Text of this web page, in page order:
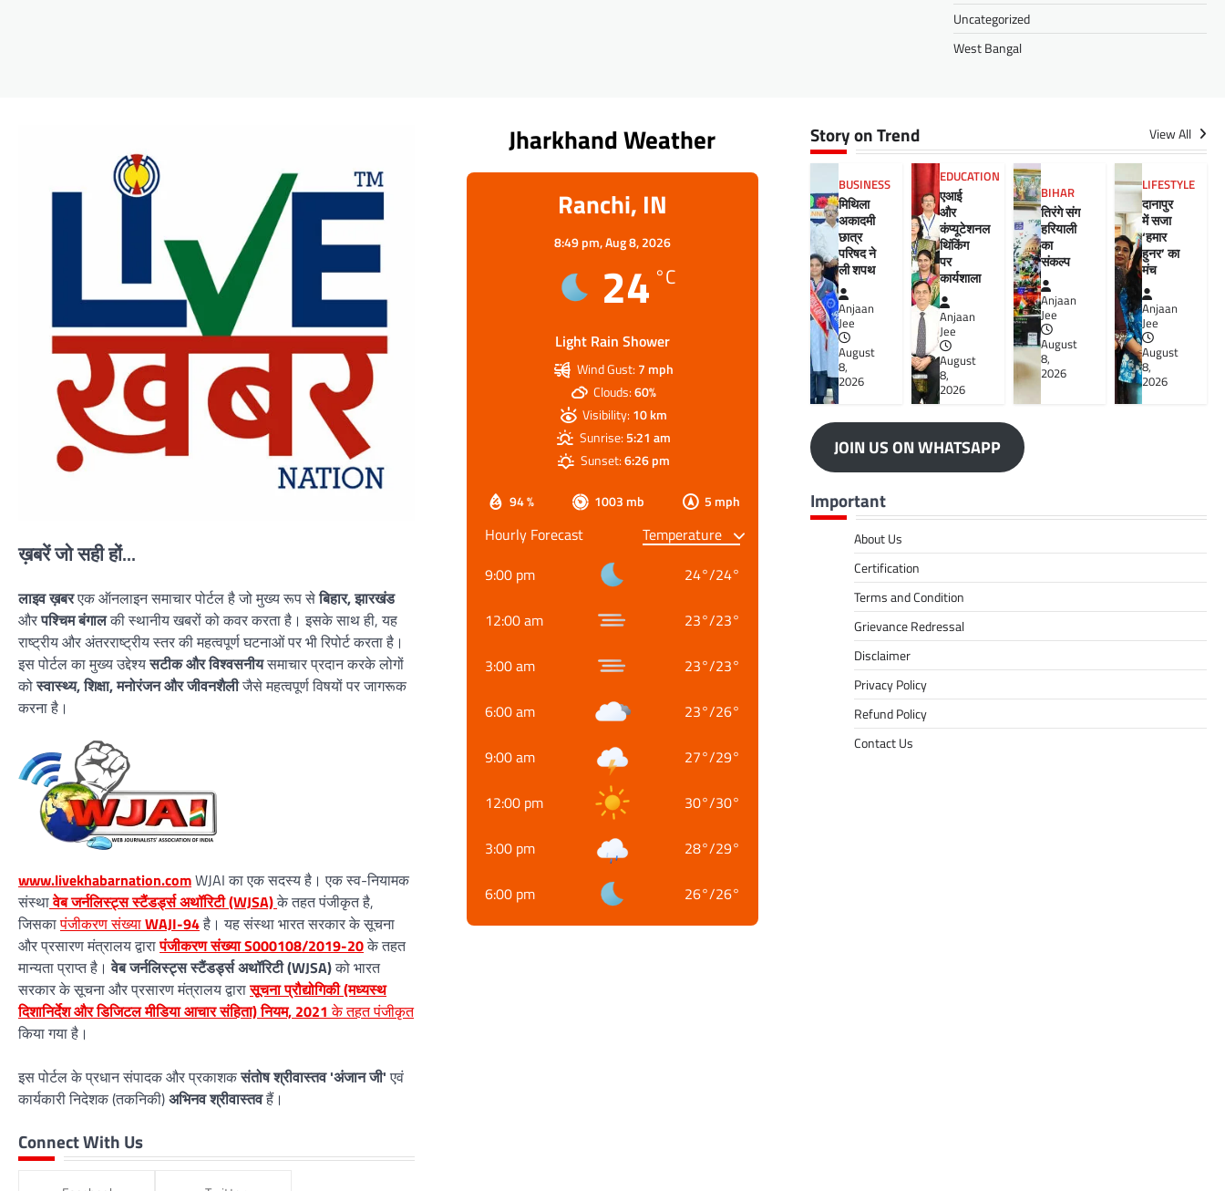
Uncategorized
West Bangal
ख़बरें जो सही हों...
लाइव ख़बरएक ऑनलाइन समाचार पोर्टल है जो मुख्य रूप सेबिहार, झारखंड
औरपश्चिम बंगालकी स्थानीय खबरों को कवर करता है। इसके साथ ही, यह
राष्ट्रीय और अंतरराष्ट्रीय स्तर की महत्वपूर्ण घटनाओं पर भी रिपोर्ट करता है।
इस पोर्टल का मुख्य उद्देश्यसटीक और विश्वसनीयसमाचार प्रदान करके लोगों
कोस्वास्थ्य, शिक्षा, मनोरंजन और जीवनशैलीजैसे महत्वपूर्ण विषयों पर जागरूक
करना है।
www.livekhabarnation.comWJAI का एक सदस्य है। एक स्व-नियामक
संस्थावेब जर्नलिस्ट्स स्टैंडर्ड्स अथॉरिटी (WJSA)के तहत पंजीकृत है,
जिसकापंजीकरण संख्याWAJI-94है। यह संस्था भारत सरकार के सूचना
और प्रसारण मंत्रालय द्वारापंजीकरण संख्या S000108/2019-20के तहत
मान्यता प्राप्त है।वेब जर्नलिस्ट्स स्टैंडर्ड्स अथॉरिटी (WJSA)को भारत
सरकार के सूचना और प्रसारण मंत्रालय द्वारासूचना प्रौद्योगिकी (मध्यस्थ
दिशानिर्देश और डिजिटल मीडिया आचार संहिता) नियम, 2021 के तहत पंजीकृत
किया गया है।
इस पोर्टल के प्रधान संपादक और प्रकाशकसंतोष श्रीवास्तव 'अंजान जी'एवं
कार्यकारी निदेशक (तकनिकी)अभिनव श्रीवास्तवहैं।
Connect With Us
Jharkhand Weather
Ranchi, IN
8:49 pm,Aug 8, 2026
24 °C
Light Rain Shower
94 % 1003 mb 5 mph
Wind Gust: 7 mph
Clouds:60%
Visibility:10 km
Sunrise:5:21 am
Sunset:6:26 pm
Hourly Forecast
9:00 pm
24°/24°
12:00 am 23°/23°
3:00 am 23°/23°
6:00 am 23°/26°
9:00 am 27°/29°
12:00 pm 30°/30°
3:00 pm 28°/29°
6:00 pm 26°/26°
Story on Trend View All
BUSINESS
मिथिला
अकादमी
छात्र
परिषद ने
ली शपथ
Anjaan
Jee
August
8,
2026
EDUCATION
एआई
और
कंप्यूटेशनल
थिंकिंग
पर
कार्यशाला
Anjaan
Jee
August
8,
2026
BIHAR
तिरंगे संग
हरियाली
का
संकल्प
Anjaan
Jee
August
8,
2026
LIFESTYLE
दानापुर
में सजा
‘हमार
हुनर’ का
मंच
Anjaan
Jee
August
8,
2026
JOIN US ON WHATSAPP
Important
About Us
Certification
Terms and Condition
Grievance Redressal
Disclaimer
Privacy Policy
Refund Policy
Contact Us